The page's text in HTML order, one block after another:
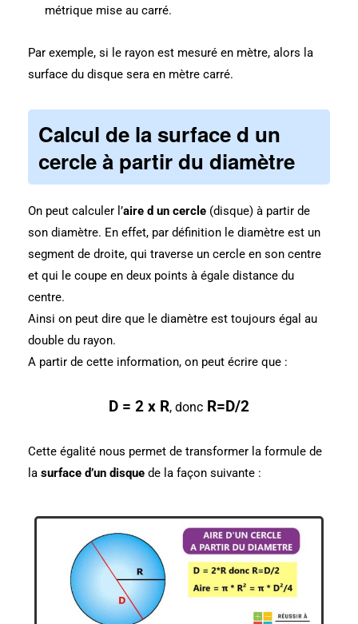
métrique mise au carré.
Par exemple, si le rayon est mesuré en mètre, alors la
surface du disque sera en mètre carré.
Calcul de lasurface d un
cercleà partir du diamètre
On peut calculer l’aire d un cercle (disque) à partir de
son diamètre. En effet, par définition le diamètre est un
segment de droite, qui traverse un cercle en son centre
et qui le coupe en deux points à égale distance du
centre.
Ainsi on peut dire que le diamètre est toujours égal au
double du rayon.
A partir de cette information, on peut écrire que :
D = 2 x R, donc R=D/2
Cette égalité nous permet de transformer la formule de
la surface d’un disque de la façon suivante :